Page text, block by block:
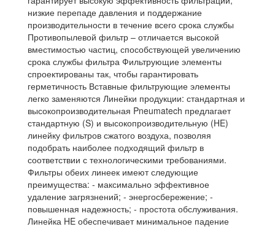
низкие перепаде давления и поддержание
производительности в течение всего срока службы
Противопылевой фильтр – отличается высокой
вместимостью частиц, способствующей увеличению
срока службы фильтра Фильтрующие элементы
спроектированы так, чтобы гарантировать
герметичность Вставные фильтрующие элементы
легко заменяются Линейки продукции: стандартная и
высокопроизводительная Pneumatech предлагает
стандартную (S) и высокопроизводительную (HE)
линейку фильтров сжатого воздуха, позволяя
подобрать наиболее подходящий фильтр в
соответствии с технологическими требованиями.
Фильтры обеих линеек имеют следующие
преимущества: - максимально эффективное
удаление загрязнений; - энергосбережение; -
повышенная надежность; - простота обслуживания.
Линейка HE обеспечивает минимальное падение